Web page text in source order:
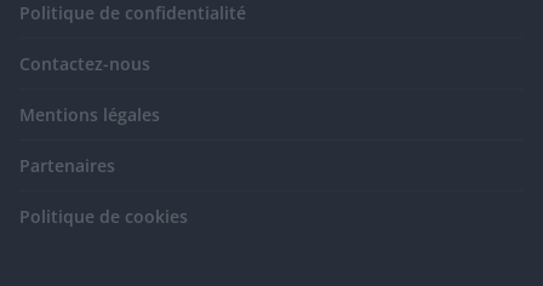
Politique de confidentialité
Contactez-nous
Mentions légales
Partenaires
Politique de cookies